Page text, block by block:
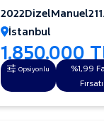
2022DizelManuel
İstanbul
1.850.000
Opsiyonlu
%1,99
Fırsatı